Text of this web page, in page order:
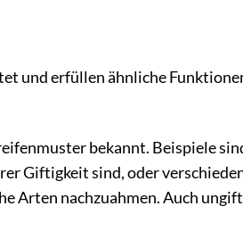
und erfüllen ähnliche
bekannt. Beispiele
Giftigkeit sind, oder
Arten nachzuahmen. Auch